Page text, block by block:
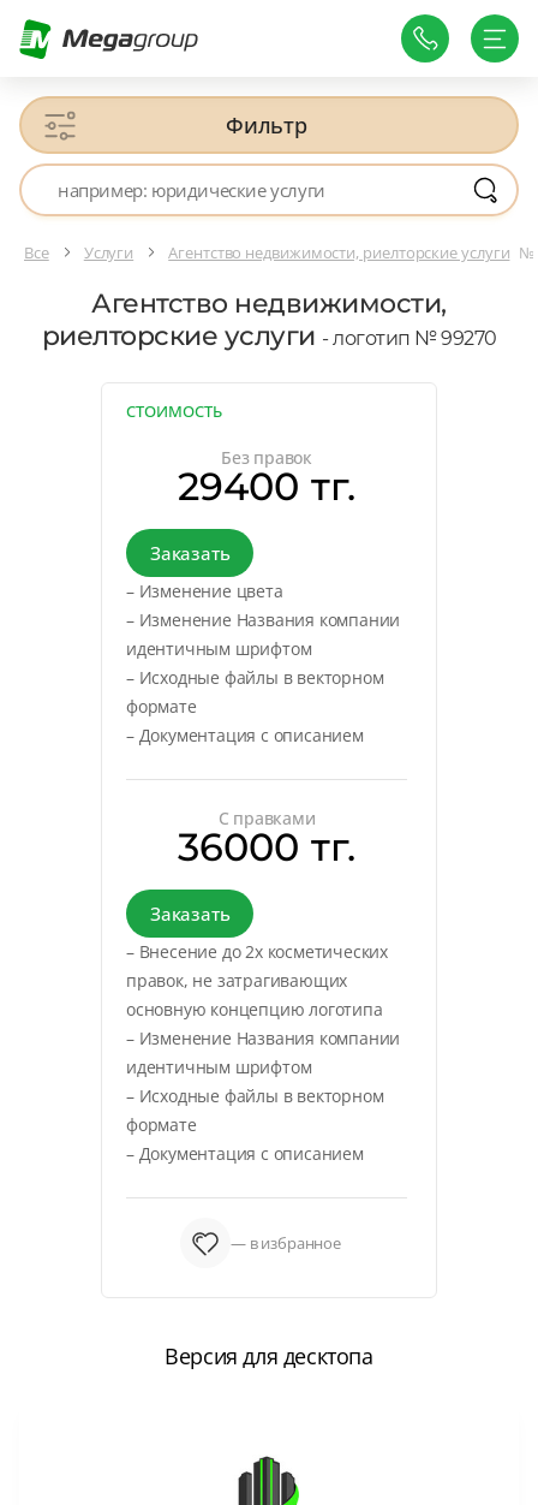
Фильтр
Все Услуги Агентство недвижимости, риелторские услуги №
Агентство недвижимости,
риелторские услуги - логотип № 99270
СТОИМОСТЬ
Без правок
29400 тг.
Заказать
– Изменение цвета
– Изменение Названия компании
идентичным шрифтом
– Исходные файлы в векторном
формате
– Документация с описанием
С правками
36000 тг.
Заказать
– Внесение до 2х косметических
правок, не затрагивающих
основную концепцию логотипа
– Изменение Названия компании
идентичным шрифтом
– Исходные файлы в векторном
формате
– Документация с описанием
— в избранное
Версия для десктопа